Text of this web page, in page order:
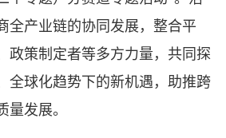
全产业链的协同发展，整合平
政策制定者等多方力量，共同探
全球化趋势下的新机遇，助推跨
量发展。